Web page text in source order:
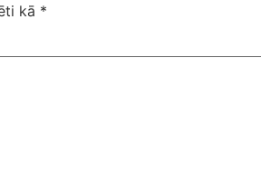
kā *